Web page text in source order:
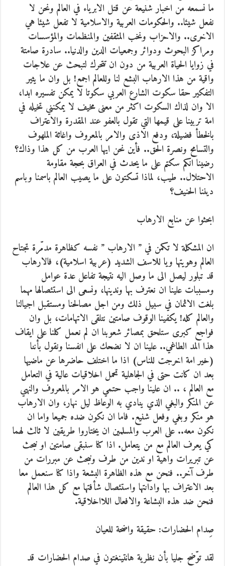
ما نسمعه من اخبار شنيعة عن قتل الابرياء في العالم ونحن لا
نفعل شيئا.. والحكومات العربية والاسلامية لا تفعل شيئا هي
الاخرى.. والاحزاب ونخب المثقفين والمنظمات والمؤسسات
ومراكز البحوث ودوائر وجمعيات الدين والدنيا.. سادرة صامتة
في زوايا الحياة العربية من دون ان تتحرك لتبحث عن علاجات
واقية من هذا الارهاب البشع لنا وللعالم اجمع! بل وان ما يثير
التفكير حقا سكوت الشارع العربي سكوتا لا يمكن تفسيره ابدا،
الا وان لذاك السكوت اكثر من معنى مخيف لا يمكنني تخيله في
امة تربينا على قيمها التي تقول بالعفو عند المقدرة والاعتراف
بالخطأ فضيلة، ودفع الاذى والامر بالمعروف واغاثة الملهوف
والتسامح ونصرة الحق.. فأين نحن ايها العرب من كل هذا وذاك؟
رضينا انكم سكتم على ما يحدث في العراق بحجة مقاومة
الاحتلال.. طيب، لماذا تسكتون على ما يصيب العالم باسمنا وباسم
ديننا الحنيف؟
ابحثوا عن منابع الارهاب
ان المشكلة لا تكمن في ” الارهاب ” نفسه كظاهرة مدمّرة تجتاح
العالم وهويتها ويا للاسف الشديد (عربية اسلامية)، فالارهاب
قد تبلور ليصل الى ما وصل اليه نتيجة تفاعل عدة عوامل
ومسببات علينا ان نعترف بها وندينها، ونسعى الى استئصالها مهما
بلغت الاثمان في سبيل ذلك ومن اجل مصالحنا ومستقبل اجيالنا
والعالم كله! يكفينا الوقوف صامتين نتلقى الاتهامات، بل وان
فواجع كبرى ستلحق بمصائر شعوبنا ان لم نعمل كلنا على ايقاف
هذا المد الطاغي.. علينا ان لا نضحك على انفسنا ونقول بأننا
(خير امة اخرجت للناس) اذا ما اختلف حاضرها عن ماضيها
بعد ان كانت حتى في الجاهلية تحمل اخلاقيات عالية في التعامل
مع العالم ، .. ان علينا واجب حتمي هو الامر بالمعروف والنهي
عن المنكر والبغي الذي ينادي به الوعاظ ليل نهار، وان الارهاب
هو منكر وبغي وفعل شنيع. فاما ان نكون ضده جميعا واما ان
نكون معه.. على العرب والمسلمين ان يختاروا طريقين لا ثالث لهما
كي يعرف العالم مع من يتعامل. اذا كنا سنبقى صامتين او نبحث
عن تبريرات واهية او ندين من طرف ونبحث عن مبررات من
طرف آخر.. فنحن مع هذه الظاهرة البشعة واذا كنا سنعمل معا
بعد الاعتراف بها وادانتها واستئصال شأفتها مع كل هذا العالم
فنحن ضد هذه البشاعة والافعال اللااخلاقية.
صِدام الحضارات: حقيقة واضحة للعيان
لقد توّضح جليا بأن نظرية هانتينغتون في صدام الحضارات قد